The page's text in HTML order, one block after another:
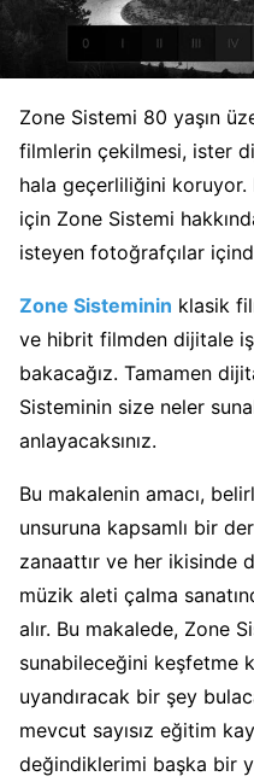
Zone Sistemi 80 yaşın
filmlerin çekilmesi, ister
hala geçerliliğini koruyor.
için Zone Sistemi
isteyen fotoğrafçılar
Zone Sisteminin klasik
ve hibrit filmden dijitale iş
bakacağız. Tamamen
Sisteminin size neler
anlayacaksınız.
Bu makalenin amacı,
unsuruna kapsamlı bir
zanaattır ve her ikisinde
müzik aleti çalma
alır. Bu makalede, Zone
sunabileceğini keşfetme
uyandıracak bir şey
mevcut sayısız eğitim
değindiklerimi başka bir